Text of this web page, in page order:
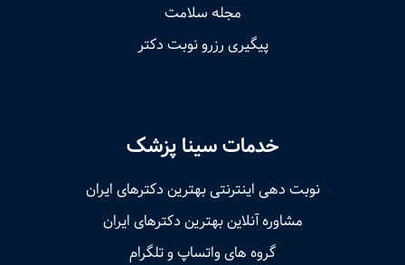
مجله سلامت
پیگیری رزرو نوبت دکتر
خدمات سینا پزشک
نوبت‌ دهی اینترنتی بهترین دکترهای ایران
مشاوره آنلاین بهترین دکترهای ایران
گروه های واتساپ و تلگرام